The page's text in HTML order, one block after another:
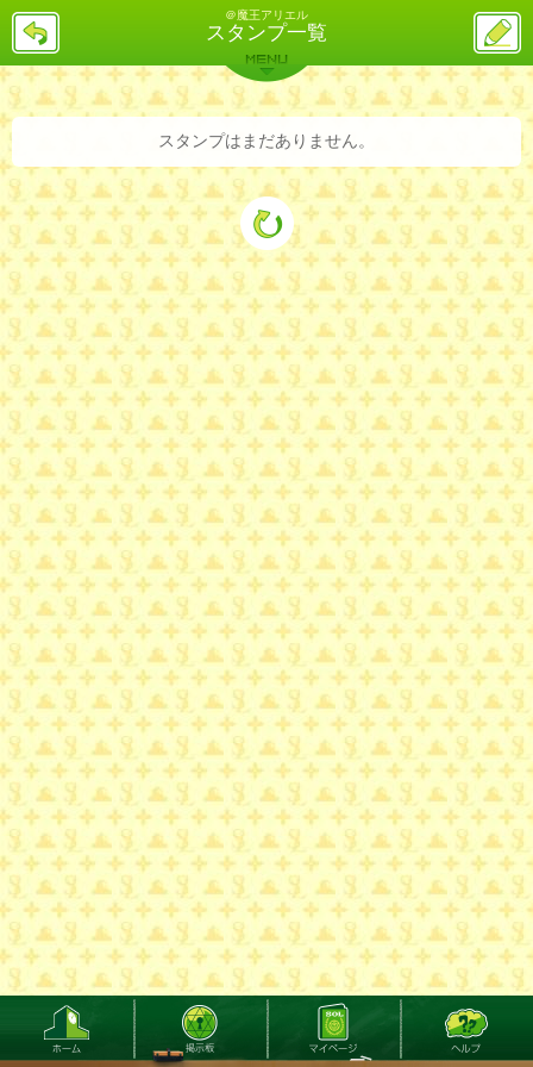
＠魔王アリエル
スタンプ一覧
戻
ス
投
稿
バックナンバー 詳細検索 ランキング
MENU
スタンプはまだありません。